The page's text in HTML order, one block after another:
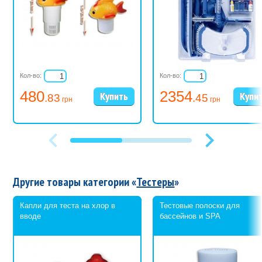
480.83 грн
Кол-во:
2354.45 грн
Кол-во:
Другие товары категории «Тестеры»
Капли для теста на хлор в
вводе
Тестовые полоски для
бассейнов и SPA